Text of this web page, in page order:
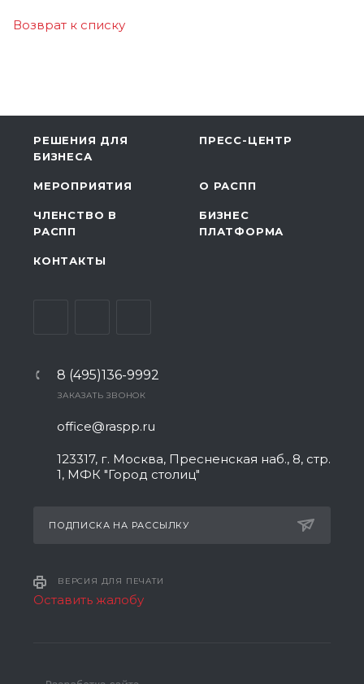
Возврат к списку
РЕШЕНИЯ ДЛЯ
БИЗНЕСА
ПРЕСС-ЦЕНТР
МЕРОПРИЯТИЯ О РАСПП
ЧЛЕНСТВО В
РАСПП
БИЗНЕС
ПЛАТФОРМА
КОНТАКТЫ
8 (495)136-9992
ЗАКАЗАТЬ ЗВОНОК
office@raspp.ru
123317, г. Москва, Пресненская наб., 8, стр.
1, МФК "Город столиц"
ПОДПИСКА НА РАССЫЛКУ
ВЕРСИЯ ДЛЯ ПЕЧАТИ
Оставить жалобу